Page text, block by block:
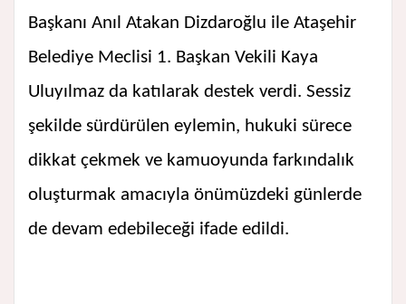
Başkanı Anıl Atakan Dizdaroğlu ile Ataşehir
Belediye Meclisi 1. Başkan Vekili Kaya
Uluyılmaz da katılarak destek verdi. Sessiz
şekilde sürdürülen eylemin, hukuki sürece
dikkat çekmek ve kamuoyunda farkındalık
oluşturmak amacıyla önümüzdeki günlerde
de devam edebileceği ifade edildi.